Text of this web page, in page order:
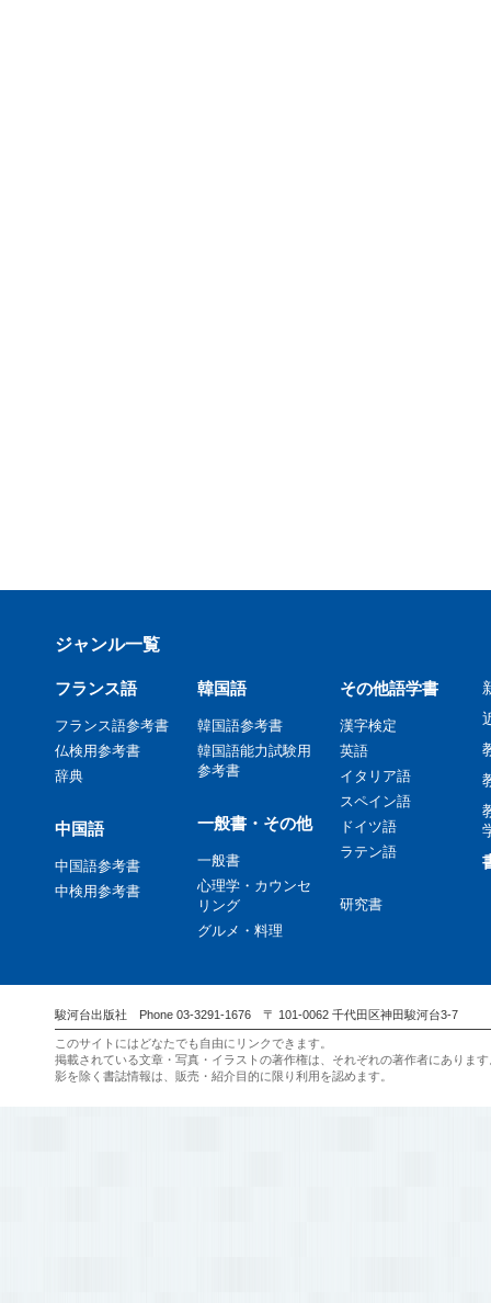
ジャンル一覧
フランス語
フランス語参考書
仏検用参考書
辞典
中国語
中国語参考書
中検用参考書
韓国語
韓国語参考書
韓国語能力試験用
参考書
一般書・その他
一般書
心理学・カウンセ
リング
グルメ・料理
その他語学書
漢字検定
英語
イタリア語
スペイン語
ドイツ語
ラテン語
研究書
駿河台出版社 Phone 03-3291-1676 〒 101-0062 千代田区神田駿河台3-7
このサイトにはどなたでも自由にリンクできます。
掲載されている文章・写真・イラストの著作権は、それぞれの著作者にありま
影を除く書誌情報は、販売・紹介目的に限り利用を認めます。